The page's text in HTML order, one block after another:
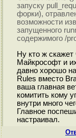
запуску
форки),
возможности
запущенного
содержимого /
Ну кто ж
Майкрософт и
давно хорошо
Rules вместо
ваша главная
комитить кому
внутри много
Главное
настраивал.